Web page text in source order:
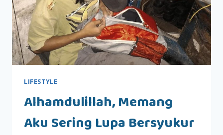
LIFESTYLE
Alhamdulillah, Memang
Aku Sering Lupa Bersyukur